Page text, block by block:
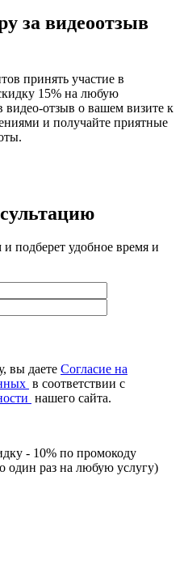
за видеоотзыв
принять участие в
15% на любую
видео-отзыв о вашем визите к
и получайте приятные
подберет удобное время и
вы даете Согласие на
в соответствии с
нашего сайта.
- 10% по промокоду
один раз на любую услугу)